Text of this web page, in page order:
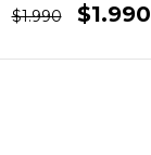
$1.990 $1.990